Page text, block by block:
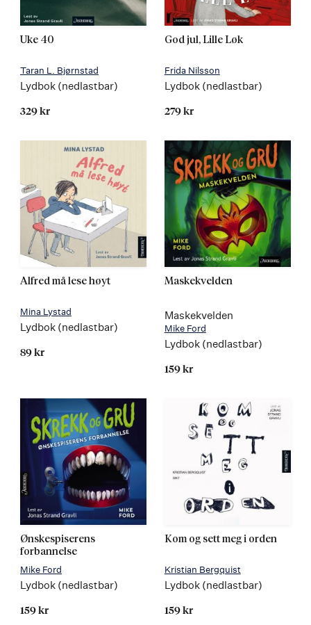
Uke 40
Taran L. Bjørnstad
Lydbok (nedlastbar)
329 kr
God jul, Lille Løk
Frida Nilsson
Lydbok (nedlastbar)
279 kr
Alfred må lese høyt
Mina Lystad
Lydbok (nedlastbar)
89 kr
Maskekvelden
Maskekvelden
Mike Ford
Lydbok (nedlastbar)
159 kr
Ønskespiserens
forbannelse
Mike Ford
Lydbok (nedlastbar)
159 kr
Kom og sett meg i orden
Kristian Bergquist
Lydbok (nedlastbar)
159 kr